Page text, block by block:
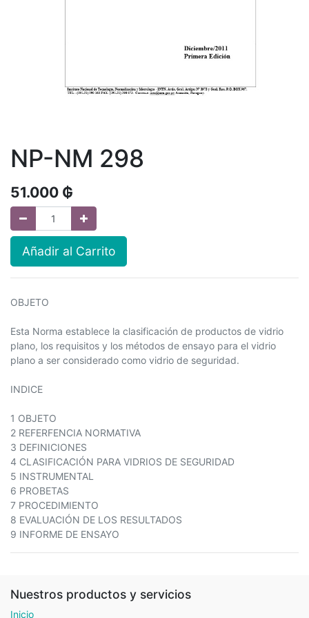
NP-NM 298
51.000 ₲
Añadir al Carrito
OBJETO
Esta Norma establece la clasificación de productos de vidrio
plano, los requisitos y los métodos de ensayo para el vidrio
plano a ser considerado como vidrio de seguridad.
INDICE
1 OBJETO
2 REFERFENCIA NORMATIVA
3 DEFINICIONES
4 CLASIFICACIÓN PARA VIDRIOS DE SEGURIDAD
5 INSTRUMENTAL
6 PROBETAS
7 PROCEDIMIENTO
8 EVALUACIÓN DE LOS RESULTADOS
9 INFORME DE ENSAYO
Nuestros productos y servicios
Inicio